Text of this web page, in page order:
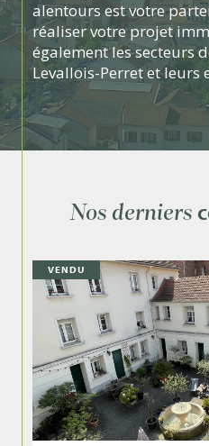
alentours est votre
réaliser votre projet
également les secteurs
Levallois-Perret et leurs
Grâce à une
marché local, notre
Que vous cherchiez un
d'architecte, nos
conseiller au mieux. À
et son cadre de vie !
Nos conseillères en
dans votre ville, que ce
Colombes, Bois-
Garenne-Colombes,
Nos derniers
VENDU